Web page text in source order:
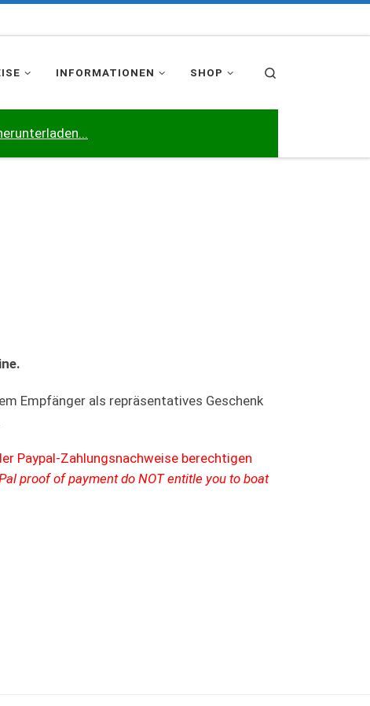
INFORMATIONEN SHOP
Empfänger als repräsentatives Geschenk
Paypal-Zahlungsnachweise berechtigen
proof of payment do NOT entitle you to boat